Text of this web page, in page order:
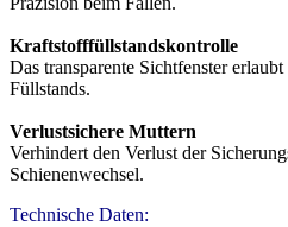
Kraftstofffüllstandskontrolle
Das transparente Sichtfenster
Füllstands.
Verlustsichere Muttern
Verhindert den Verlust der
Schienenwechsel.
Technische Daten: